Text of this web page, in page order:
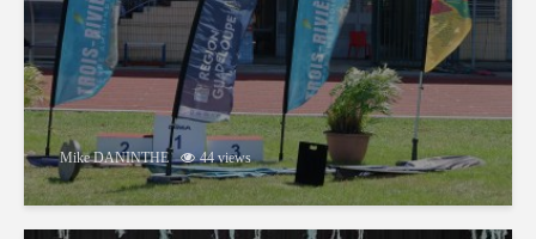
Mike DANINTHE 44 views